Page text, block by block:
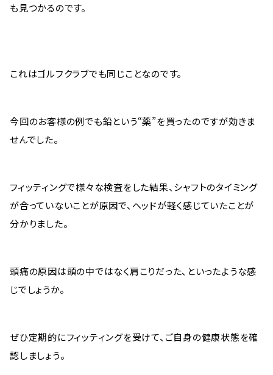
も見つかるのです。
これはゴルフクラブでも同じことなのです。
今回のお客様の例でも鉛という“薬”を買ったのですが効きま
せんでした。
フィッティングで様々な検査をした結果、シャフトのタイミング
が合っていないことが原因で、ヘッドが軽く感じていたことが
分かりました。
頭痛の原因は頭の中ではなく肩こりだった、といったような感
じでしょうか。
ぜひ定期的にフィッティングを受けて、ご自身の健康状態を確
認しましょう。